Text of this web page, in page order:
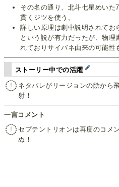
その名の通り、北斗七星めいた
貫くジツを使う。
詳しい原理は劇中説明されてお
という説が有力だったが、物理
れておりサイバネ由来の可能性
ストーリー中での活躍
ネタバレがリージョンの陰から
射！
一言コメント
セプテントリオンは再度のコメ
ぬ！